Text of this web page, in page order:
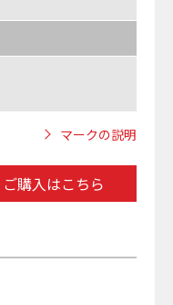
マークの説明
ご購入はこちら